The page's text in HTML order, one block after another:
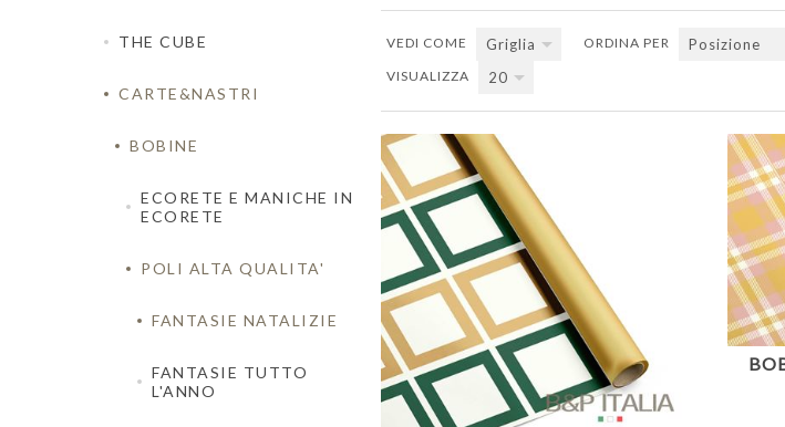
VEDI COME Griglia ORDINA PER Posizione
VISUALIZZA 20
THE CUBE
CARTE&NASTRI
BOBINE
ECORETE E MANICHE IN
ECORETE
POLI ALTA QUALITA'
FANTASIE NATALIZIE
FANTASIE TUTTO
L'ANNO